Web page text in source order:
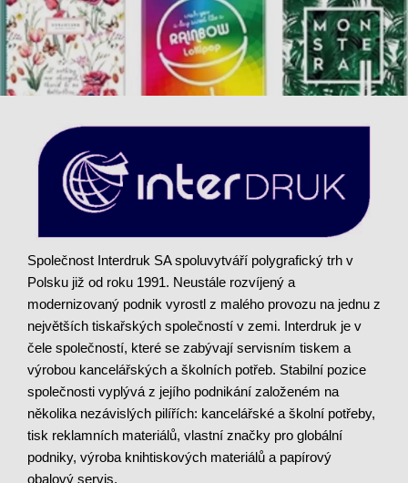
Společnost Interdruk SA spoluvytváří polygrafický trh v
Polsku již od roku 1991. Neustále rozvíjený a
modernizovaný podnik vyrostl z malého provozu na jednu z
největších tiskařských společností v zemi. Interdruk je v
čele společností, které se zabývají servisním tiskem a
výrobou kancelářských a školních potřeb. Stabilní pozice
společnosti vyplývá z jejího podnikání založeném na
několika nezávislých pilířích: kancelářské a školní potřeby,
tisk reklamních materiálů, vlastní značky pro globální
podniky, výroba knihtiskových materiálů a papírový
obalový servis.